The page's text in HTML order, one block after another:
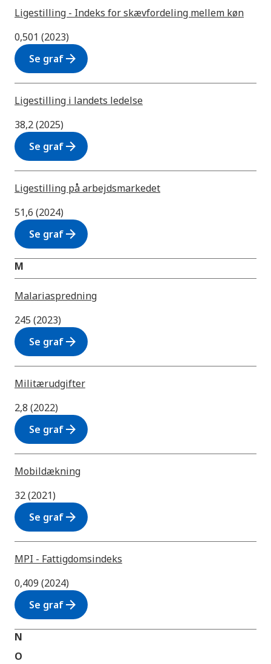
Ligestilling - Indeks for skævfordeling mellem køn
0,501 (2023)
Se grafarrow_forward
Ligestilling i landets ledelse
38,2 (2025)
Se grafarrow_forward
Ligestilling på arbejdsmarkedet
51,6 (2024)
Se grafarrow_forward
M
Malariaspredning
245 (2023)
Se grafarrow_forward
Militærudgifter
2,8 (2022)
Se grafarrow_forward
Mobildækning
32 (2021)
Se grafarrow_forward
MPI - Fattigdomsindeks
0,409 (2024)
Se grafarrow_forward
N
O